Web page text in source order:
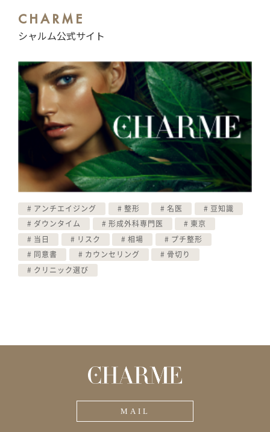
CHARME
シャルム公式サイト
アンチエイジング 整形 名医 豆知識
ダウンタイム 形成外科専門医 東京
当日 リスク 相場 プチ整形
同意書 カウンセリング 骨切り
クリニック選び
MAIL